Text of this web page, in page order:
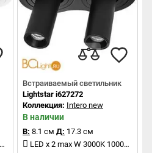
Встраиваемый светильник
Lightstar i627272
Коллекция: Intero new
В наличии
В: 8.1 см Д: 17.3 см
LED x 2 max W 3000K 1000Lm